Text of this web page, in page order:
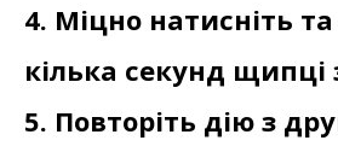
4. Міцно натисніть
кілька секунд
5. Повторіть дію з